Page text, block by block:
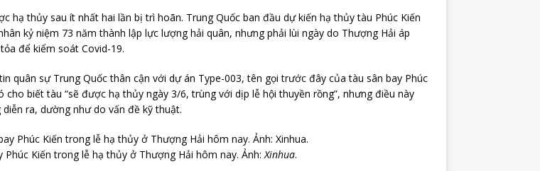
hạ thủy sau ít nhất hai lần bị trì hoãn. Trung Quốc ban đầu dự kiến hạ thủy tàu Phúc Kiến
kỷ niệm 73 năm thành lập lực lượng hải quân, nhưng phải lùi ngày do Thượng Hải áp
để kiểm soát Covid-19.
quân sự Trung Quốc thân cận với dự án Type-003, tên gọi trước đây của tàu sân bay Phúc
cho biết tàu “sẽ được hạ thủy ngày 3/6, trùng với dịp lễ hội thuyền rồng”, nhưng điều này
diễn ra, dường như do vấn đề kỹ thuật.
Phúc Kiến trong lễ hạ thủy ở Thượng Hải hôm nay. Ảnh:Xinhua.